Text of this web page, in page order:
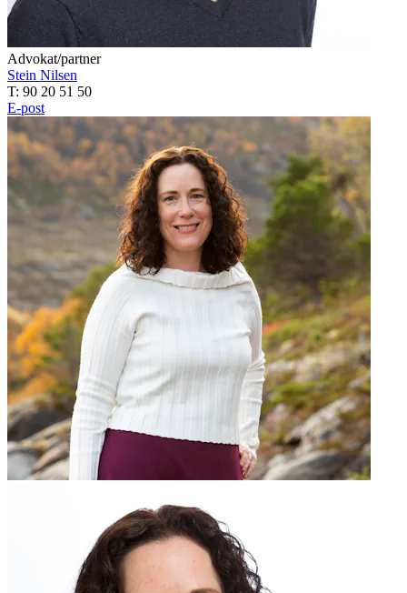
Advokat/partner
Stein Nilsen
T: 90 20 51 50
E-post